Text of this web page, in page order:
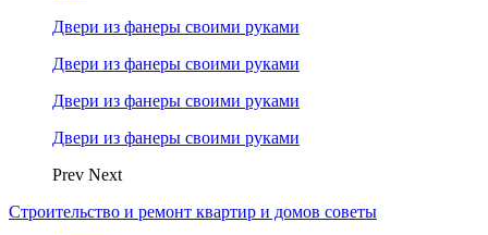
Двери из фанеры своими руками
Двери из фанеры своими руками
Двери из фанеры своими руками
Двери из фанеры своими руками
Prev Next
Строительство и ремонт квартир и домов советы